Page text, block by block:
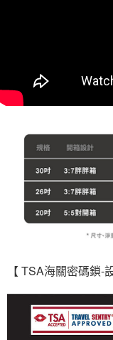
【 TSA海關密碼鎖-